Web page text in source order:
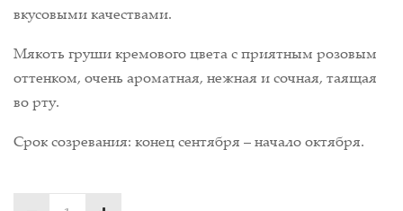
вкусовыми качествами.
Мякоть груши кремового цвета с приятным розовым
оттенком, очень ароматная, нежная и сочная, таящая
во рту.
Срок созревания: конец сентября – начало октября.